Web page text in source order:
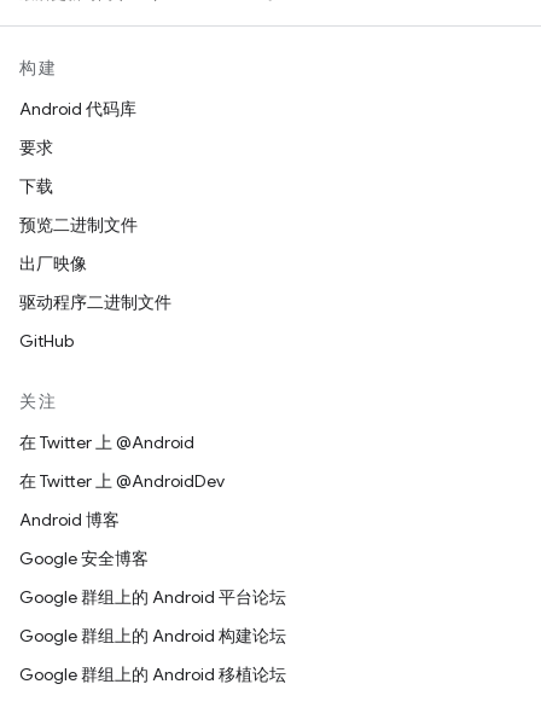
构建
Android 代码库
要求
下载
预览二进制文件
出厂映像
驱动程序二进制文件
GitHub
关注
在 Twitter 上 @Android
在 Twitter 上 @AndroidDev
Android 博客
Google 安全博客
Google 群组上的 Android 平台论坛
Google 群组上的 Android 构建论坛
Google 群组上的 Android 移植论坛